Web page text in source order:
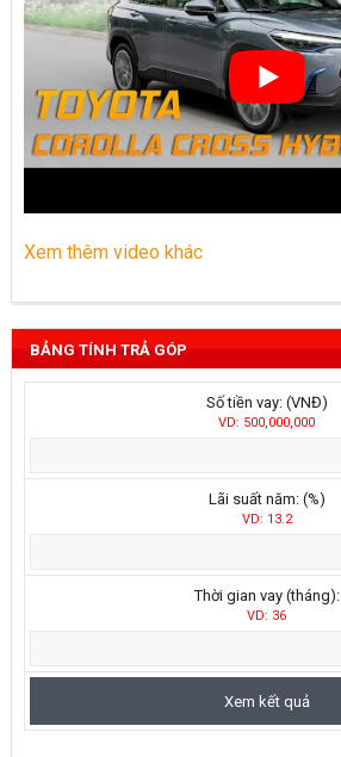
Xem thêm video khác
BẢNG TÍNH TRẢ GÓP
Số tiền vay: (VNĐ)
VD: 500,000,000
Lãi suất năm: (%)
VD: 13.2
Thời gian vay (tháng):
VD: 36